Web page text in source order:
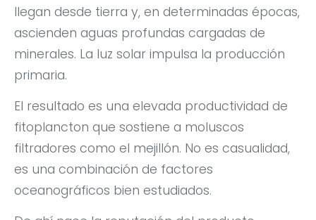
llegan desde tierra y, en determinadas épocas,
ascienden aguas profundas cargadas de
minerales. La luz solar impulsa la producción
primaria.
El resultado es una elevada productividad de
fitoplancton que sostiene a moluscos
filtradores como el mejillón. No es casualidad,
es una combinación de factores
oceanográficos bien estudiados.